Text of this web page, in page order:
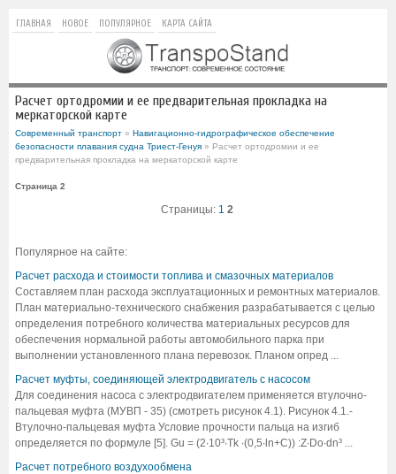
ГЛАВНАЯ НОВОЕ ПОПУЛЯРНОЕ КАРТА САЙТА
Расчет ортодромии и ее предварительная прокладка на
меркаторской карте
Современный транспорт » Навигационно-гидрографическое обеспечение
безопасности плавания судна Триест-Генуя » Расчет ортодромии и ее
предварительная прокладка на меркаторской карте
Страница 2
Страницы: 1 2
Популярное на сайте:
Расчет расхода и стоимости топлива и смазочных материалов
Составляем план расхода эксплуатационных и ремонтных материалов.
План материально-технического снабжения разрабатывается с целью
определения потребного количества материальных ресурсов для
обеспечения нормальной работы автомобильного парка при
выполнении установленного плана перевозок. Планом опред ...
Расчет муфты, соединяющей электродвигатель с насосом
Для соединения насоса с электродвигателем применяется втулочно-
пальцевая муфта (МУВП - 35) (смотреть рисунок 4.1). Рисунок 4.1.-
Втулочно-пальцевая муфта Условие прочности пальца на изгиб
определяется по формуле [5]. Gu = (2·10³∙Тk ∙(0,5∙ln+С)) :Z∙Do∙dn³ ...
Расчет потребного воздухообмена